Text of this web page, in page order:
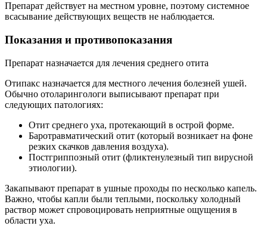
Препарат действует на местном уровне, поэтому системное
всасывание действующих веществ не наблюдается.
Показания и противопоказания
Препарат назначается для лечения среднего отита
Отипакс назначается для местного лечения болезней ушей.
Обычно отоларингологи выписывают препарат при
следующих патологиях:
Отит среднего уха, протекающий в острой форме.
Баротравматический отит (который возникает на фоне
резких скачков давления воздуха).
Постгриппозный отит (фликтенулезный тип вирусной
этиологии).
Закапывают препарат в ушные проходы по несколько капель.
Важно, чтобы капли были теплыми, поскольку холодный
раствор может спровоцировать неприятные ощущения в
области уха.